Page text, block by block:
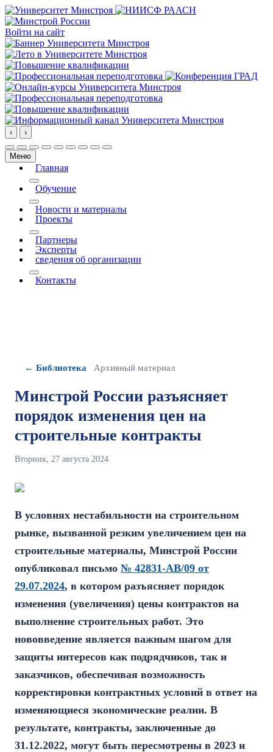
Войти на сайт
‹ ›
Меню
Главная
More about: Главная
Обучение
More about: Обучение
Новости и материалы
Проекты
More about: Проекты
Партнеры
Эксперты
сведения об организации
More about: сведения об организации
Контакты
← Библиотека Архивный материал
Минстрой России разъясняет
порядок изменения цен на
строительные контракты
Вторник, 27 августа 2024
В условиях нестабильности на строительном
рынке, вызванной резким увеличением цен на
строительные материалы, Минстрой России
опубликовал письмо № 42831-АВ/09 от
29.07.2024, в котором разъясняет порядок
изменения (увеличения) цены контрактов на
выполнение строительных работ. Это
нововведение является важным шагом для
защиты интересов как подрядчиков, так и
заказчиков, обеспечивая возможность
корректировки контрактных условий в ответ на
изменяющиеся экономические реалии. В
результате, контракты, заключенные до
31.12.2022, могут быть пересмотрены в 2023 и